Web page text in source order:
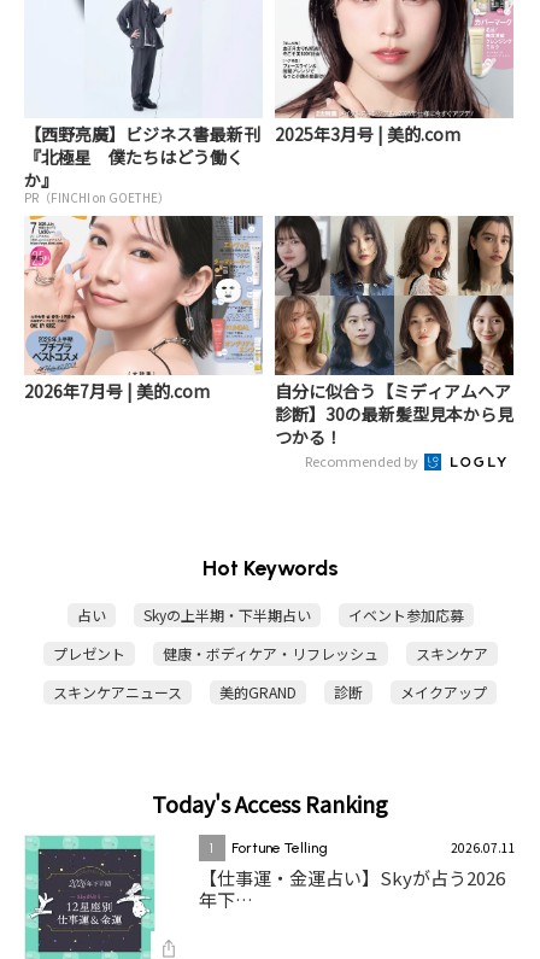
【西野亮廣】ビジネス書最新刊
『北極星 僕たちはどう働く
か』
PR（FINCHI on GOETHE）
2025年3月号 | 美的.com
2026年7月号 | 美的.com
自分に似合う【ミディアムヘア
診断】30の最新髪型見本から見
つかる！
Recommended by
Hot Keywords
占い Skyの上半期・下半期占い
イベント参加応募
プレゼント
健康・ボディケア・リフレッシュ
スキンケア
スキンケアニュース
美的GRAND 診断 メイクアップ
Today's Access Ranking
1 Fortune Telling 2026.07.11
【仕事運・金運占い】Skyが占う2026
年下…